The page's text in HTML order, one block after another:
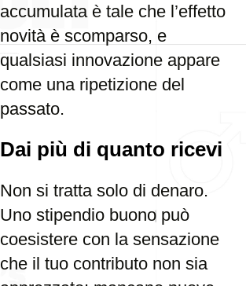
accumulata è tale che l’effetto
novità è scomparso, e
qualsiasi innovazione appare
come una ripetizione del
passato.
Dai più di quanto ricevi
Non si tratta solo di denaro.
Uno stipendio buono può
coesistere con la sensazione
che il tuo contributo non sia